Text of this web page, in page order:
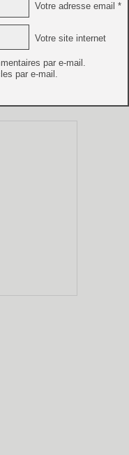
Votre adresse email *
Votre site internet
par e-mail.
par e-mail.